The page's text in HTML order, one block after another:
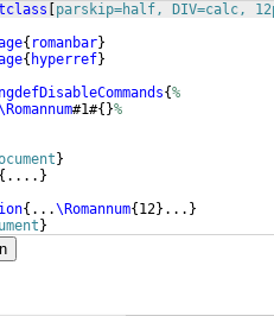
parskip=half, DIV=calc,
{ romanbar}
{ hyperref}
{%
#1#{ }%
}
{ .... }
{ ...\Romannum{ 12} ... }
}